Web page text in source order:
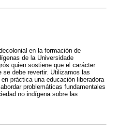
en la formación de
de la Universidade
quien sostiene que el carácter
se debe revertir. Utilizamos las
práctica una educación liberadora
problemáticas fundamentales
no indígena sobre las